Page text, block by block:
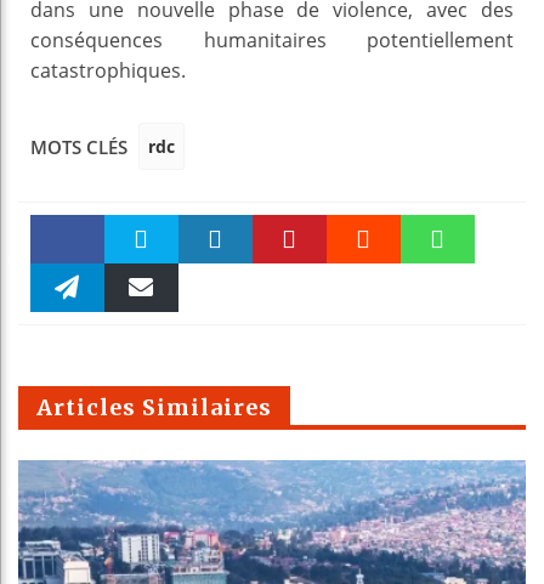
dans une nouvelle phase de violence, avec des
conséquences humanitaires potentiellement
catastrophiques.
MOTS CLÉS rdc
Faceboo Twitter
m
Articles Similaires